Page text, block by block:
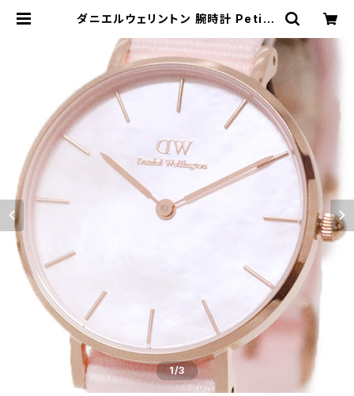
ダニエルウェリントン 腕時計 Petite
トコーラル マザーオブパールピンク |
empirewatch
1/3